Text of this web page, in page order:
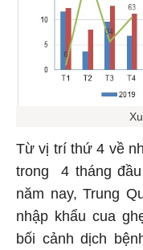
Từ vị trí thứ 4 về
trong 4 tháng
năm nay, Trung
nhập khẩu cua
bối cảnh dịch